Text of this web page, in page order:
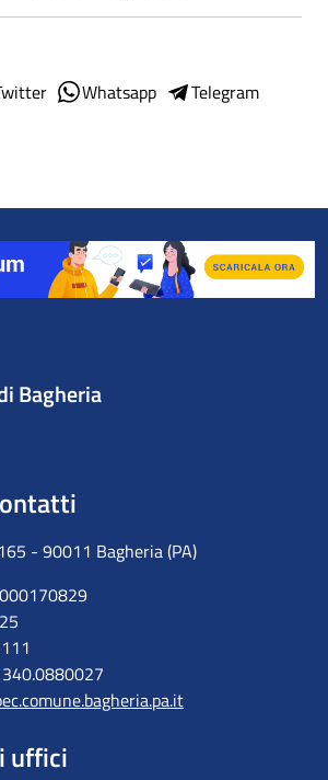
Whatsapp
Telegram
Bagheria
- 90011 Bagheria (PA)
uffici